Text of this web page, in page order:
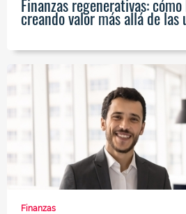
Finanzas regenerativas:
creando valor más allá de
Finanzas